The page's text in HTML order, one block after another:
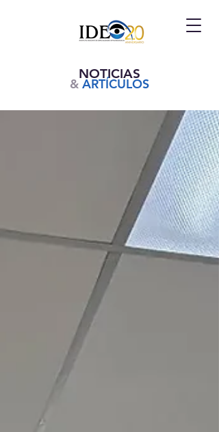
NOTICIAS
& ARTÍCULOS